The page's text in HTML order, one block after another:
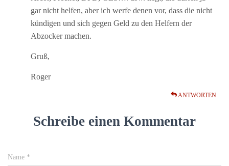
gar nicht helfen, aber ich werfe denen vor, dass die nicht
kündigen und sich gegen Geld zu den Helfern der
Abzocker machen.
Gruß,
Roger
ANTWORTEN
Schreibe einen Kommentar
Name *